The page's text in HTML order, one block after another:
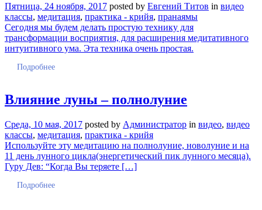
Пятница, 24 ноября, 2017 posted by Евгений Титов in видео
классы, медитация, практика - крийя, пранаямы
Сегодня мы будем делать простую технику для
трансформации восприятия, для расширения медитативного
интуитивного ума. Эта техника очень простая.
Подробнее
Влияние луны – полнолуние
Среда, 10 мая, 2017 posted by Администратор in видео, видео
классы, медитация, практика - крийя
Используйте эту медитацию на полнолуние, новолуние и на
11 день лунного цикла(энергетический пик лунного месяца).
Гуру Дев: “Когда Вы теряете […]
Подробнее